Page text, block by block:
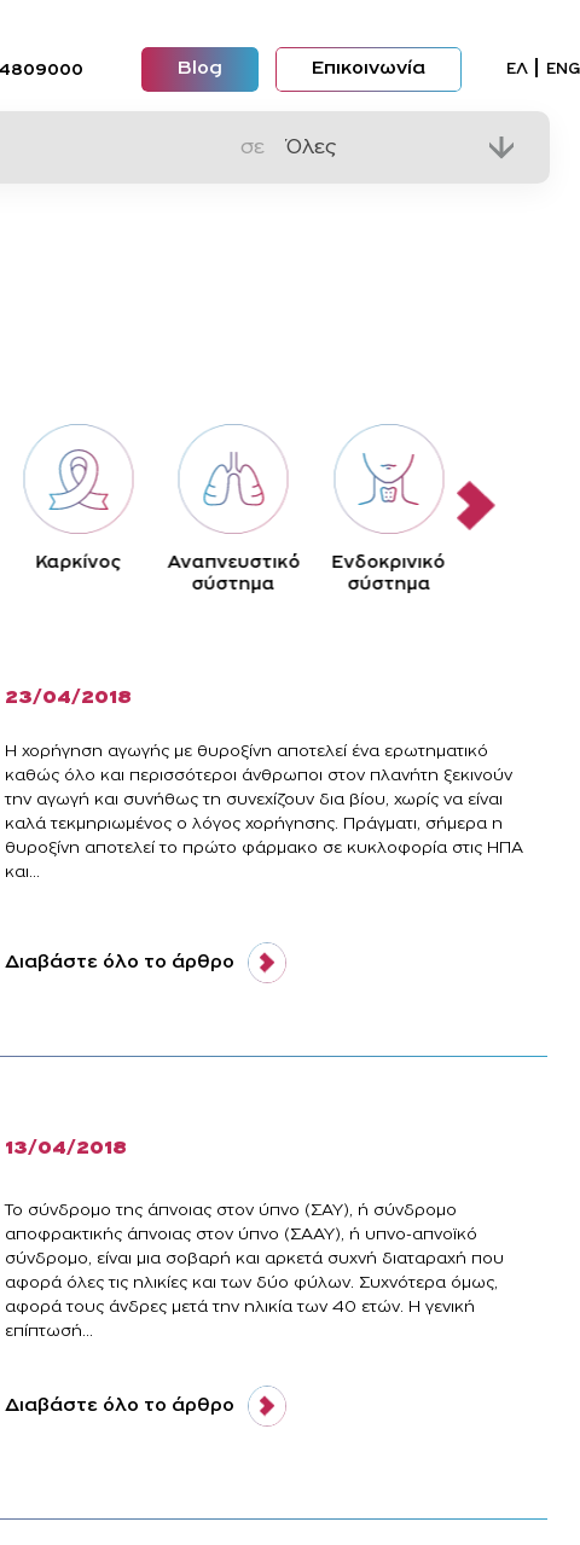
Blog Επικοινωνία ΕΛ ENG
σε
Καρκίνος
Αναπνευστικό
σύστημα
Ενδοκρινικό
σύστημα
23/04/2018
Η χορήγηση αγωγής με θυροξίνη αποτελεί ένα ερωτηματικό
καθώς όλο και περισσότεροι άνθρωποι στον πλανήτη ξεκινούν
την αγωγή και συνήθως τη συνεχίζουν δια βίου, χωρίς να είναι
καλά τεκμηριωμένος ο λόγος χορήγησης. Πράγματι, σήμερα η
θυροξίνη αποτελεί το πρώτο φάρμακο σε κυκλοφορία στις ΗΠΑ
και...
Διαβάστε όλο το άρθρο
13/04/2018
Το σύνδρομο της άπνοιας στον ύπνο (ΣΑΥ), ή σύνδρομο
αποφρακτικής άπνοιας στον ύπνο (ΣΑΑΥ), ή υπνο-απνοϊκό
σύνδρομο, είναι μια σοβαρή και αρκετά συχνή διαταραχή που
αφορά όλες τις ηλικίες και των δύο φύλων. Συχνότερα όμως,
αφορά τους άνδρες μετά την ηλικία των 40 ετών. Η γενική
επίπτωσή...
Διαβάστε όλο το άρθρο